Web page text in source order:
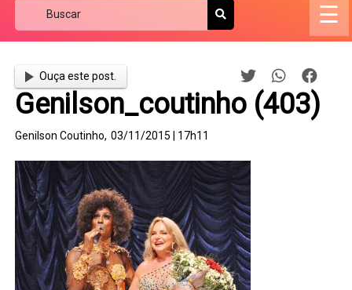
☰
Ouça este post.
Genilson_coutinho (403)
Genilson Coutinho, 03/11/2015 | 17h11